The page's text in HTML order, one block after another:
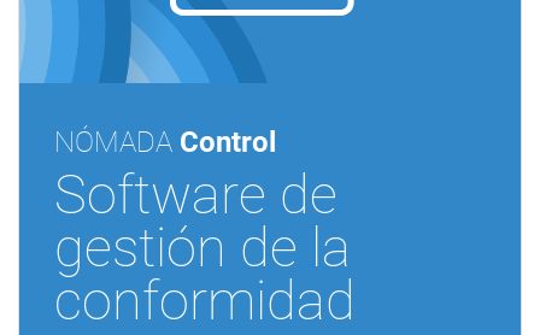
NÓMADA Control
Software de
gestión de la
conformidad